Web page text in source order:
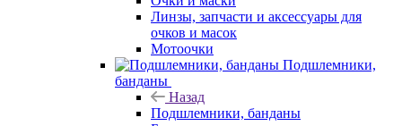
Линзы, запчасти и аксессуары для
очков и масок
Мотоочки
Подшлемники,
банданы
Назад
Подшлемники, банданы